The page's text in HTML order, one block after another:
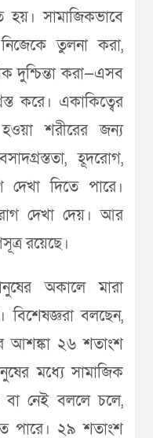
হয়। সামাজিকভাবে
নিজেকে তুলনা করা,
দুশ্চিন্তা করা—এসব
করে। একাকিত্বের
হওয়া শরীরের জন্য
হূদরোগ,
দেখা দিতে পারে।
দেখা দেয়। আর
রয়েছে।
অকালে মারা
বলছেন,
আশঙ্কা ২৬ শতাংশ
মধ্যে সামাজিক
বা নেই বললে চলে,
পারে। ২৯ শতাংশ